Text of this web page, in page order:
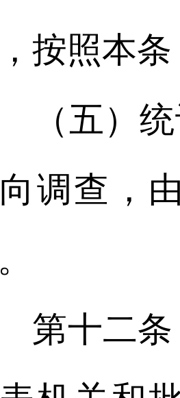
按照本
五）统
调查，
十二条